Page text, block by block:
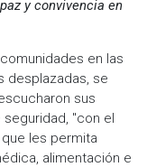
y convivencia en
en las
desplazadas, se
sus
"con el
les permita
alimentación e